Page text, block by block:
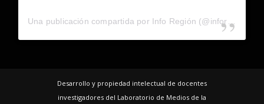
Desarrollo y propiedad intelectual de docentes
investigadores del Laboratorio de Medios de la